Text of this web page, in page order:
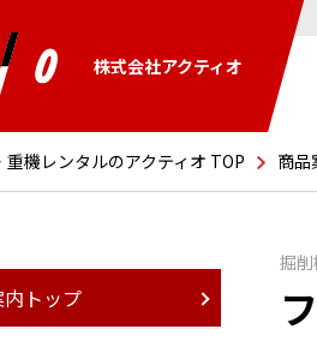
株式会社アクティオ
重機レンタルのアクティオ TOP 商品
掘
トップ